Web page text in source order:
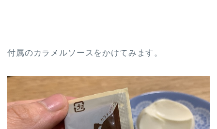
付属のカラメルソースをかけてみます。